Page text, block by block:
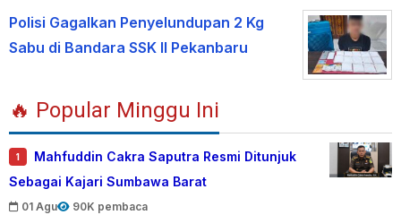
Polisi Gagalkan Penyelundupan 2 Kg
Sabu di Bandara SSK II Pekanbaru
🔥 Popular Minggu Ini
1
Mahfuddin Cakra Saputra Resmi Ditunjuk
Sebagai Kajari Sumbawa Barat
01 Agu 90K pembaca